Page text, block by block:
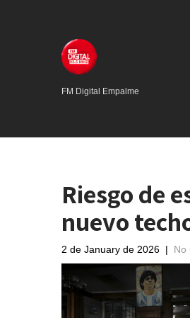
FM Digital Empalme
Riesgo de
nuevo
2 de January de 2026 | No